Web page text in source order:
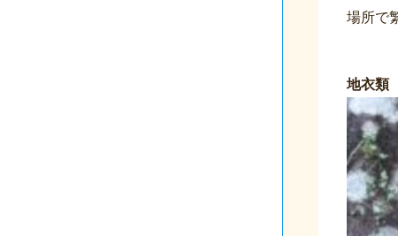
場所で
地衣類